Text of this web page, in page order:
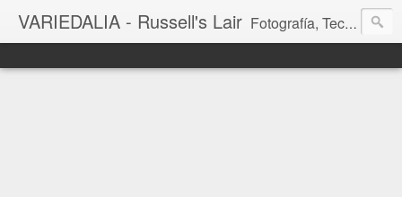
VARIEDALIA - Russell's Lair Fotografía, Tecnología, Cine y Videojuegos en un Blog Multitemática. El rinconcito del creador de FotoMuseo 3D y Left 4 SGC.